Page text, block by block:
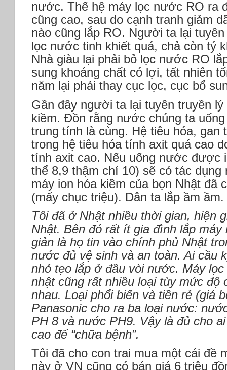
nước. Thế hệ máy lọc nước RO ra
cũng cao, sau do cạnh tranh giảm
nào cũng lắp RO. Người ta lại
lọc nước tinh khiết quá, chả còn tý
Nhà giàu lại phải bỏ lọc nước RO
sung khoáng chất có lợi, tất nhiên
năm lại phải thay cục lọc, cục bổ
Gần đây người ta lại tuyên truyền
kiềm. Đồn rằng nước chúng ta
trung tính là cùng. Hệ tiêu hóa, gan
trong hệ tiêu hóa tính axit quá cao
tính axit cao. Nếu uống nước được
thể 8,9 thậm chí 10) sẽ có tác
máy ion hóa kiềm của bọn Nhật đã
(mấy chục triệu). Dân ta lắp ầm ầm.
Tôi đã ở Nhật nhiều thời gian, hiện
Nhật. Bên đó rất ít gia đình lắp
giản là họ tin vào chính phủ Nhật
nước đủ vệ sinh và an toàn. Ai cầu
nhỏ tẹo lắp ở đầu vòi nước. Máy
nhật cũng rất nhiều loại tùy mức độ
nhau. Loại phổi biến và tiền rẻ (giá
Panasonic cho ra ba loại nước:
PH 8 và nước PH9. Vậy là đủ cho
cao để “chữa bệnh”.
Tôi đã cho con trai mua một cái đề
này ở VN cũng có bán giá 6 triệu